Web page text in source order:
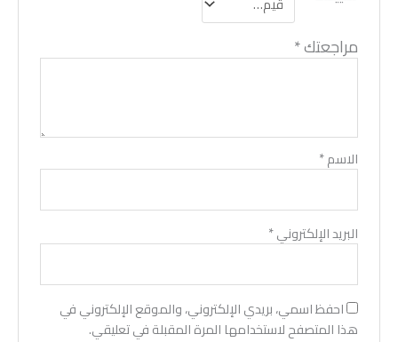
مراجعتك*
الاسم*
البريد الإلكتروني*
احفظ اسمي، بريدي الإلكتروني، والموقع الإلكتروني في
هذا المتصفح لاستخدامها المرة المقبلة في تعليقي.